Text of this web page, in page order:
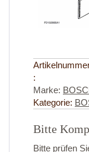
:
Marke:
Kategorie:
Bitte
Bitte prüfen